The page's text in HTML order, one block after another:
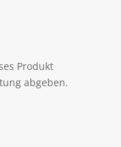
Produkt
abgeben.